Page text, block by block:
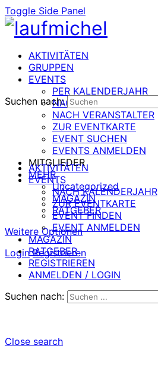
Toggle Side Panel
AKTIVITÄTEN
GRUPPEN
EVENTS
PER KALENDERJAHR
NACH DATUM
NACH VERANSTALTER
ZUR EVENTKARTE
EVENT SUCHEN
EVENTS ANMELDEN
MITGLIEDER
MEHR
Uncategorized
MAGAZIN
RATGEBER
Weitere Optionen
Login Registrieren
Suchen nach:
AKTIVITÄTEN
EVENTS
NACH KALENDERJAHR
ZUR EVENTKARTE
EVENT FINDEN
EVENT ANMELDEN
MAGAZIN
RATGEBER
REGISTRIEREN
ANMELDEN / LOGIN
Suchen nach:
Close search